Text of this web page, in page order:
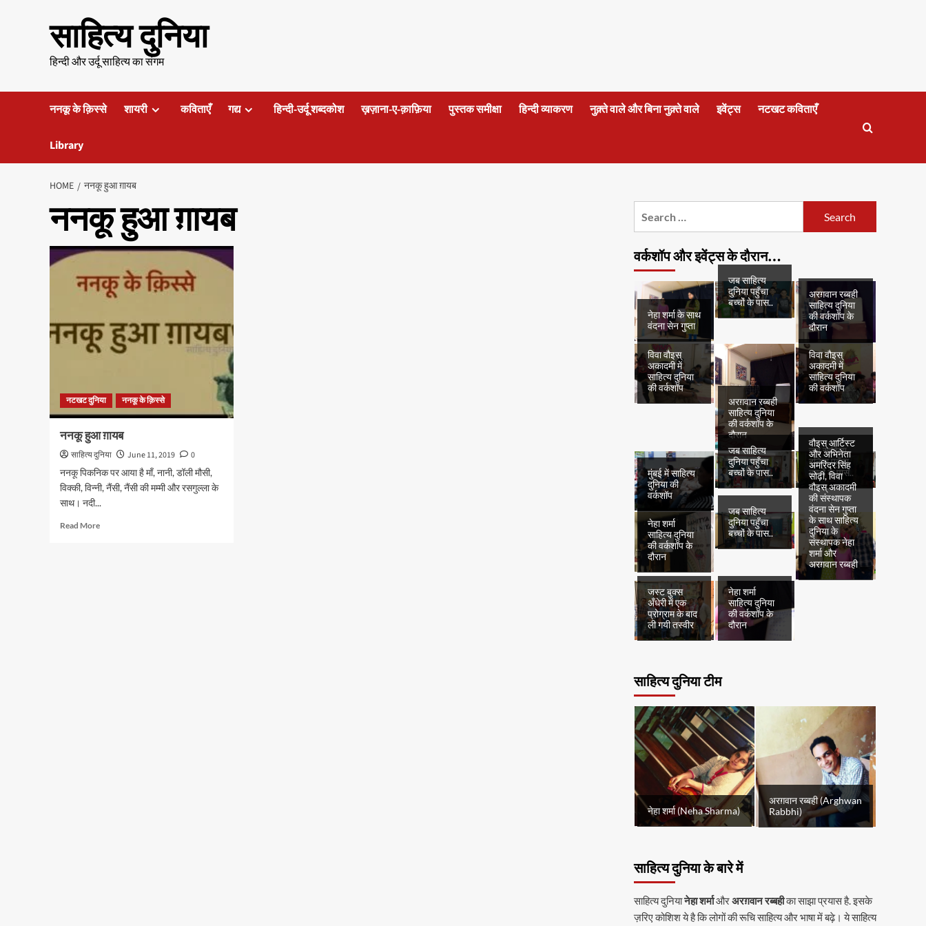
साहित्य दुनिया
हिन्दी और उर्दू साहित्य का संगम
ननकू के क़िस्से शायरी कविताएँ गद्य हिन्दी-उर्दू शब्दकोश ख़ज़ाना-ए-क़ाफ़िया पुस्तक समीक्षा हिन्दी व्याकरण नुक़्ते वाले और बिना नुक़्ते वाले इवेंट्स नटखट कविताएँ
Library
HOME ननकू हुआ ग़ायब
ननकू हुआ ग़ायब
नटखट दुनिया ननकू के क़िस्से
ननकू हुआ ग़ायब
साहित्य दुनिया June 11, 2019
0
ननकू पिकनिक पर आया है माँ, नानी, डॉली मौसी,
विक्की, विन्नी, नैंसी, नैंसी की मम्मी और रसगुल्ला के
साथ। नदी...
Read MoreRead
वर्कशॉप और इवेंट्स के दौरान…
नेहा शर्मा के साथ
वंदना सेन गुप्ता
जब साहित्य
दुनिया पहुँचा
बच्चों के पास..
अरग़वान रब्बही
साहित्य दुनिया
की वर्कशॉप के
दौरान
विवा वौइस्
अकादमी में
साहित्य दुनिया
की वर्कशॉप
अरग़वान रब्बही
साहित्य दुनिया
की वर्कशॉप के
दौरान
विवा वौइस्
अकादमी में
साहित्य दुनिया
की वर्कशॉप
मुंबई में साहित्य
दुनिया की
वर्कशॉप
जब साहित्य
दुनिया पहुँचा
बच्चों के पास..
जब साहित्य
दुनिया पहुँचा
बच्चों के पास..
नेहा शर्मा
साहित्य दुनिया
की वर्कशॉप के
दौरान
जब साहित्य
दुनिया पहुँचा
बच्चों के पास..
वौइस् आर्टिस्ट
और अभिनेता
अमरिंदर सिंह
सोढ़ी, विवा
वौइस् अकादमी
की संस्थापक
वंदना सेन गुप्ता
के साथ साहित्य
दुनिया के
संस्थापक नेहा
शर्मा और
अरग़वान रब्बही
जस्ट बुक्स
अँधेरी में एक
प्रोग्राम के बाद
ली गयी तस्वीर
नेहा शर्मा
साहित्य दुनिया
की वर्कशॉप के
दौरान
साहित्य दुनिया टीम
नेहा शर्मा (Neha Sharma)
अरग़वान रब्बही (Arghwan
Rabbhi)
साहित्य दुनिया के बारे में
साहित्य दुनियानेहा शर्माऔरअरग़वान रब्बहीका साझा प्रयास है. इसके
ज़रिए कोशिश ये है कि लोगों की रूचि साहित्य और भाषा में बढ़े। ये साहित्य